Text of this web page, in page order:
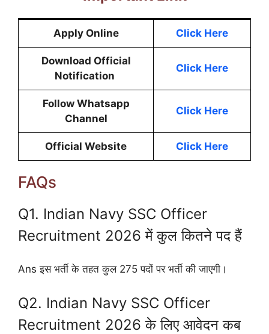
Apply Online Click Here
Download Official
Notification
Click Here
Follow Whatsapp
Channel
Click Here
Official Website Click Here
FAQs
Q1. Indian Navy SSC Officer
Recruitment 2026 में कुल कितने पद हैं
Ans इस भर्ती के तहत कुल 275 पदों पर भर्ती की जाएगी।
Q2. Indian Navy SSC Officer
Recruitment 2026 के लिए आवेदन कब